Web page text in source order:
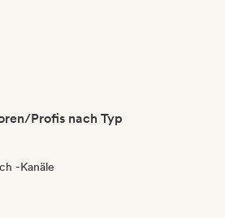
Profis nach Typ
-Kanäle